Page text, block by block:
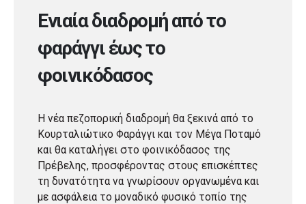
Ενιαία διαδρομή από το
φαράγγι έως το
φοινικόδασος
Η νέα πεζοπορική διαδρομή θα ξεκινά από το
Κουρταλιώτικο Φαράγγι και τον Μέγα Ποταμό
και θα καταλήγει στο φοινικόδασος της
Πρέβελης, προσφέροντας στους επισκέπτες
τη δυνατότητα να γνωρίσουν οργανωμένα και
με ασφάλεια το μοναδικό φυσικό τοπίο της